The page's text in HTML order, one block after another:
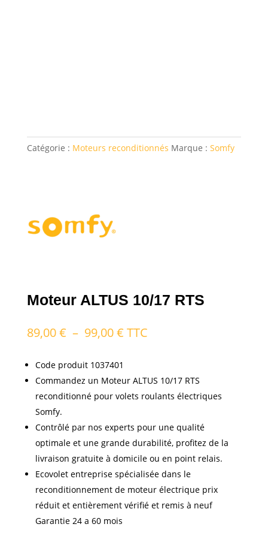
Catégorie : Moteurs reconditionnés Marque : Somfy
Moteur ALTUS 10/17 RTS
89,00€ – 99,00€Plage
à
99,00 €
TTC
Code produit 1037401
Commandez un Moteur ALTUS 10/17 RTS
reconditionné pour volets roulants électriques
Somfy.
Contrôlé par nos experts pour une qualité
optimale et une grande durabilité, profitez de la
livraison gratuite à domicile ou en point relais.
Ecovolet entreprise spécialisée dans le
reconditionnement de moteur électrique prix
réduit et entièrement vérifié et remis à neuf
Garantie 24 a 60 mois